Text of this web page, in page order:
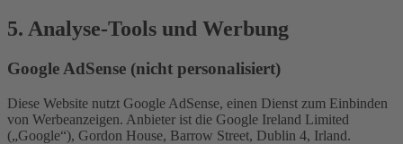
5. Analyse-Tools und Werbung
Google AdSense (nicht personalisiert)
Diese Website nutzt Google AdSense, einen Dienst zum Einbinden
von Werbeanzeigen. Anbieter ist die Google Ireland Limited
(„Google“), Gordon House, Barrow Street, Dublin 4, Irland.